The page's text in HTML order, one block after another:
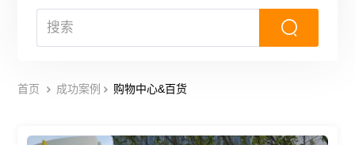
首页 成功案例 购物中心&百货